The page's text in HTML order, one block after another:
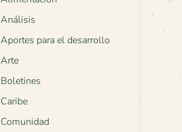
Análisis
Aportes para el desarrollo
Arte
Boletines
Caribe
Comunidad